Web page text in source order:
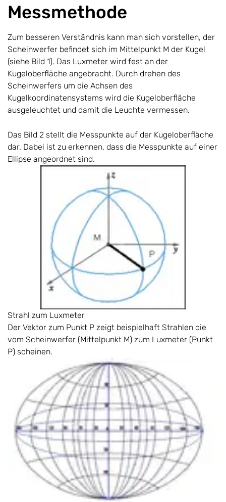
Messmethode
Zum besseren Verständnis kann man sich vorstellen, der
Scheinwerfer befindet sich im Mittelpunkt M der Kugel
(siehe Bild 1). Das Luxmeter wird fest an der
Kugeloberfläche angebracht. Durch drehen des
Scheinwerfers um die Achsen des
Kugelkoordinatensystems wird die Kugeloberfläche
ausgeleuchtet und damit die Leuchte vermessen.
Das Bild 2 stellt die Messpunkte auf der Kugeloberfläche
dar. Dabei ist zu erkennen, dass die Messpunkte auf einer
Ellipse angeordnet sind.
Strahl zum Luxmeter
Der Vektor zum Punkt P zeigt beispielhaft Strahlen die
vom Scheinwerfer (Mittelpunkt M) zum Luxmeter (Punkt
P) scheinen.